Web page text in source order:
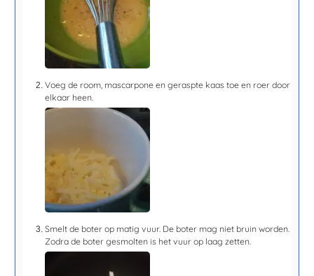
Voeg de room, mascarpone en geraspte kaas toe en roer door
elkaar heen.
Smelt de boter op matig vuur. De boter mag niet bruin worden.
Zodra de boter gesmolten is het vuur op laag zetten.